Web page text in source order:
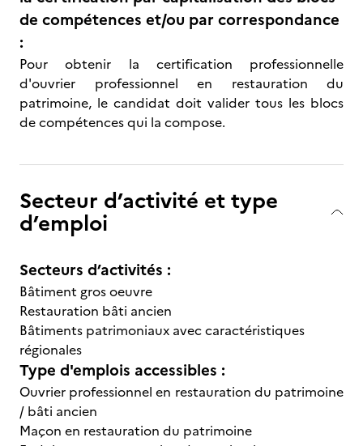
de compétences et/ou par correspondance
:
Pour obtenir la certification professionnelle
d'ouvrier professionnel en restauration du
patrimoine, le candidat doit valider tous les blocs
de compétences qui la compose.
Secteur d’activité et type
d’emploi
Secteurs d’activités :
Bâtiment gros oeuvre
Restauration bâti ancien
Bâtiments patrimoniaux avec caractéristiques
régionales
Type d'emplois accessibles :
Ouvrier professionnel en restauration du patrimoine
/ bâti ancien
Maçon en restauration du patrimoine